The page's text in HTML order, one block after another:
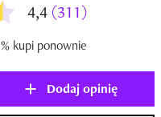
4,4 (311)
kupi ponownie
Dodaj opinię